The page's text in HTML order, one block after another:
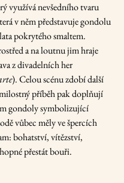
využívá nevšedního tvaru
v něm představuje gondolu
pokrytého smaltem.
a na loutnu jim hraje
z divadelních her
). Celou scénu zdobí další
příběh pak doplňují
gondoly symbolizující
vůbec měly ve špercích
bohatství, vítězství,
přestát bouři.